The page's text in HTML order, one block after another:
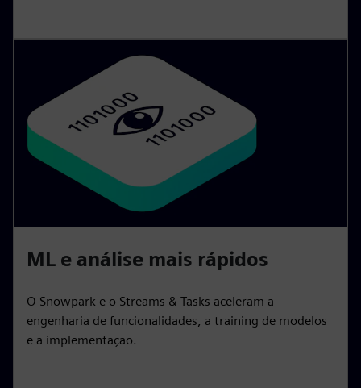
ML e análise mais rápidos
O Snowpark e o Streams & Tasks aceleram a
engenharia de funcionalidades, a training de modelos
e a implementação.